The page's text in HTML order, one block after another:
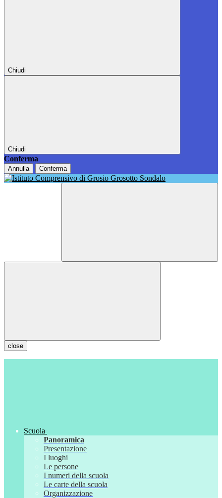
Chiudi
Chiudi
Conferma
Annulla Conferma
close
Scuola
Panoramica
Presentazione
I luoghi
Le persone
I numeri della scuola
Le carte della scuola
Organizzazione